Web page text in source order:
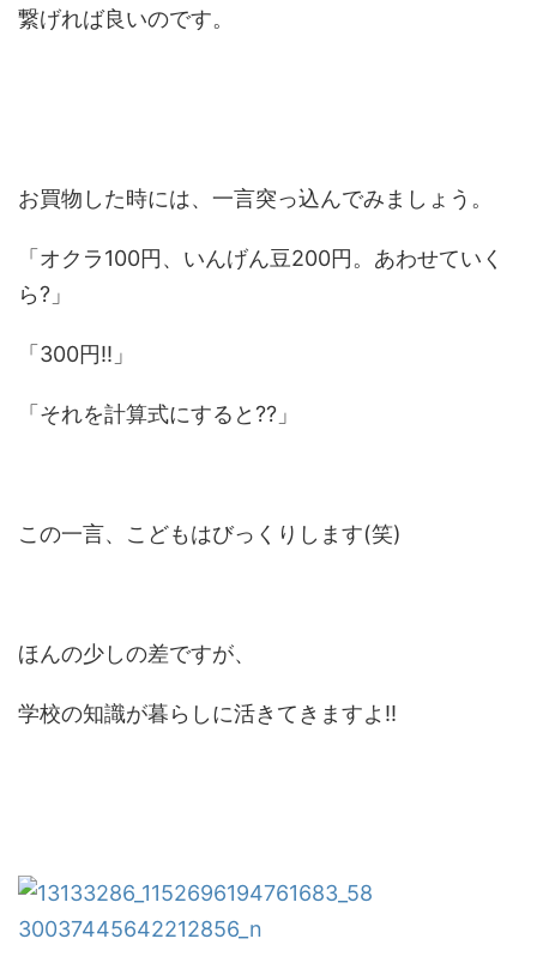
繋げれば良いのです。
お買物した時には、一言突っ込んでみましょう。
「オクラ100円、いんげん豆200円。あわせていく
ら?」
「300円!!」
「それを計算式にすると??」
この一言、こどもはびっくりします(笑)
ほんの少しの差ですが、
学校の知識が暮らしに活きてきますよ!!